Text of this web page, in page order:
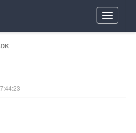
Toggle
navigation